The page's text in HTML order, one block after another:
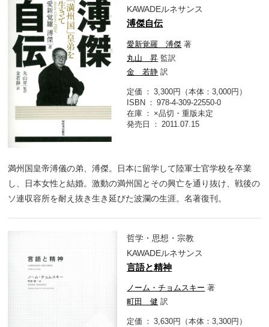
KAWADEルネサンス
溥傑自伝
愛新覚羅 溥傑 著
丸山 昇 監訳
金 若静 訳
定価
3,300円（本体：3,000円）
ISBN
978-4-309-22550-0
在庫
×品切・重版未定
発売日
2011.07.15
満州国皇帝溥儀の弟、溥傑。日本に留学して陸軍士官学校を卒業
し、日本女性と結婚。激動の満州国とその興亡を通り抜け、戦後の
ソ連収容所を耐え抜き生き延びた波瀾の生涯。名著復刊。
哲学・思想・宗教
KAWADEルネサンス
言語と精神
ノーム・チョムスキー 著
町田 健 訳
定価
3,630円（本体：3,300円）